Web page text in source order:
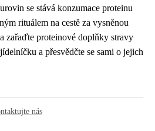
se stává konzumace proteinu
rituálem na cestě za vysněnou
zařaďte proteinové doplňky stravy
a přesvědčte se sami o jejich
nás